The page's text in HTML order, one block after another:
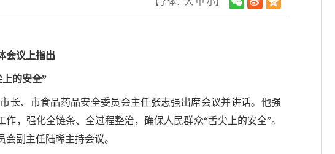
会议上指出
的安全”
长、市食品药品安全委员会主任张志强出席会议并讲话。他强
，强化全链条、全过程整治，确保人民群众“舌尖上的安全”。
副主任陆晞主持会议。